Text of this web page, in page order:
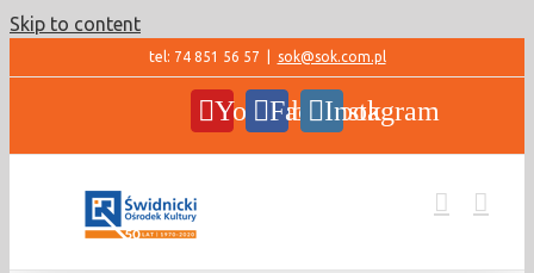
Skip to content
tel: 74 851 56 57 sok@sok.com.pl
YouTubeFacebookInstagram